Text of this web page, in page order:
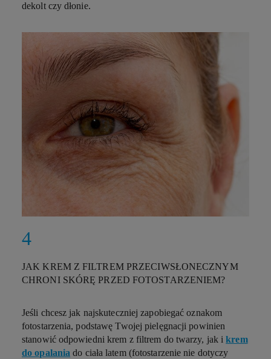
dekolt czy dłonie.
JAK KREM Z FILTREM PRZECIWSŁONECZNYM
CHRONI SKÓRĘ PRZED FOTOSTARZENIEM?
Jeśli chcesz jak najskuteczniej zapobiegać oznakom
fotostarzenia, podstawę Twojej pielęgnacji powinien
stanowić odpowiedni krem z filtrem do twarzy, jak ikrem
do opalania do ciała latem (fotostarzenie nie dotyczy